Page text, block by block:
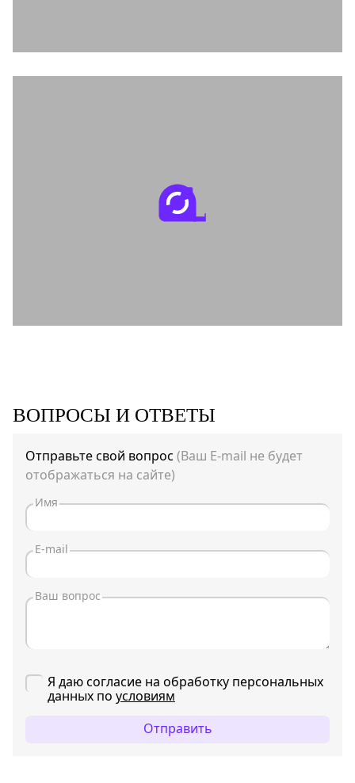
ВОПРОСЫ И ОТВЕТЫ
Отправьте свой вопрос (Ваш E-mail не будет
отображаться на сайте)
Я даю согласие на обработку персональных
данных по условиям
Отправить